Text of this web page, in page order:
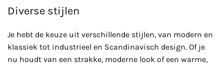
Diverse stijlen
Je hebt de keuze uit verschillende stijlen, van modern en
klassiek tot industrieel en Scandinavisch design. Of je
nu houdt van een strakke, moderne look of een warme,